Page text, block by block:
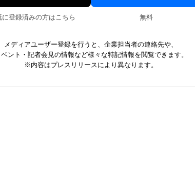
に登録済みの方はこちら 無料
メディアユーザー登録を行うと、企業担当者の連絡先や、
ベント・記者会見の情報など様々な特記情報を閲覧できます。
※内容はプレスリリースにより異なります。